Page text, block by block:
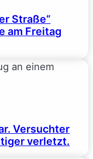
Straße“
am Freitag
Versuchter
verletzt.